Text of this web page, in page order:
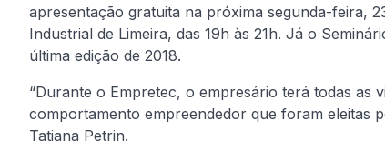
apresentação gratuita na próxima segunda-feira,
Industrial de Limeira, das 19h às 21h. Já o
última edição de 2018.
“Durante o Empretec, o empresário terá todas as
comportamento empreendedor que foram eleitas
Tatiana Petrin.